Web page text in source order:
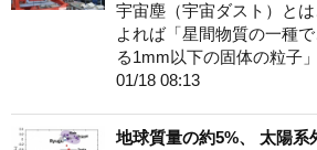
宇宙塵（宇宙ダスト）と
よれば「星間物質の一種
る1mm以下の固体の粒子
01/18 08:13
地球質量の約5%、 太陽